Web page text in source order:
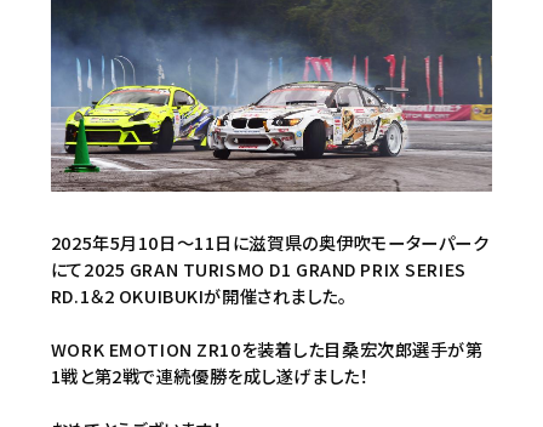
2025年5月10日～11日に滋賀県の奥伊吹モーターパーク
にて2025 GRAN TURISMO D1 GRAND PRIX SERIES
RD.1＆2 OKUIBUKIが開催されました。
WORK EMOTION ZR10を装着した目桑宏次郎選手が第
1戦と第2戦で連続優勝を成し遂げました！